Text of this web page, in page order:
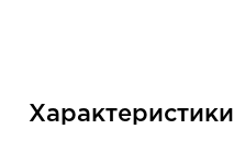
Характеристики